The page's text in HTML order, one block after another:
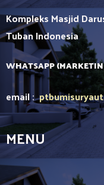
Kompleks Masjid
TubanIndonesia
WHATSAPP
email :
MENU